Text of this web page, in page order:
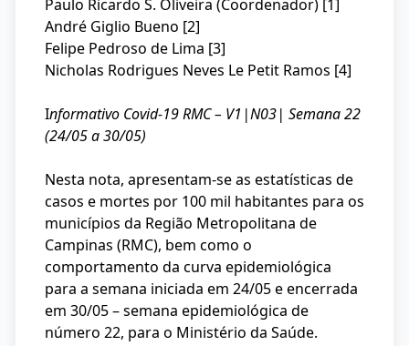
Paulo Ricardo S. Oliveira (Coordenador) [1]
André Giglio Bueno [2]
Felipe Pedroso de Lima [3]
Nicholas Rodrigues Neves Le Petit Ramos [4]
Informativo Covid-19 RMC – V1|N03| Semana 22
(24/05 a 30/05)
Nesta nota, apresentam-se as estatísticas de
casos e mortes por 100 mil habitantes para os
municípios da Região Metropolitana de
Campinas (RMC), bem como o
comportamento da curva epidemiológica
para a semana iniciada em 24/05 e encerrada
em 30/05 – semana epidemiológica de
número 22, para o Ministério da Saúde.